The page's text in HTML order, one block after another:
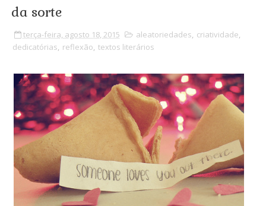
da sorte
terça-feira, agosto 18, 2015 aleatoriedades, criatividade,
dedicatórias, reflexão, textos literários